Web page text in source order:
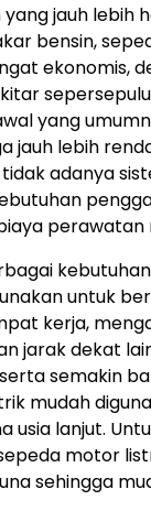
jauh lebih
bensin,
ekonomis,
yang
jauh lebih
adanya
perawatan
untuk
kerja,
jarak dekat
semakin
mudah
usia lanjut.
motor
sehingga